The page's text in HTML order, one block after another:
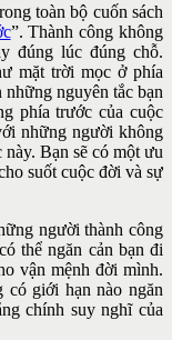
toàn bộ cuốn sách
”. Thành công không
đúng lúc đúng chỗ.
mặt trời mọc ở phía
nguyên tắc bạn
phía trước của cuộc
những người không
Bạn sẽ có một ưu
suốt cuộc đời và sự
người thành công
thể ngăn cản bạn đi
vận mệnh đời mình.
có giới hạn nào ngăn
chính suy nghĩ của